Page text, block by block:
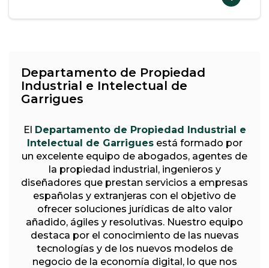
Departamento de Propiedad
Industrial e Intelectual de
Garrigues
El Departamento de Propiedad Industrial e
Intelectual de Garriguesestá formado por
un excelente equipo de abogados, agentes de
la propiedad industrial, ingenieros y
diseñadores que prestan servicios a empresas
españolas y extranjeras con el objetivo de
ofrecer soluciones jurídicas de alto valor
añadido, ágiles y resolutivas. Nuestro equipo
destaca por el conocimiento de las nuevas
tecnologías y de los nuevos modelos de
negocio de la economía digital, lo que nos